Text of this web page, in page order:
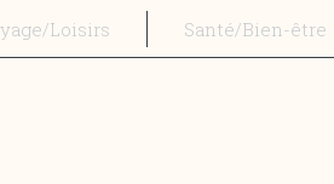
Loisirs Santé/Bien-être